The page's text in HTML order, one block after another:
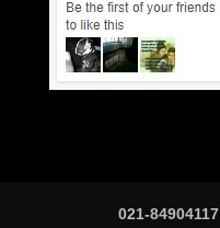
021-84904117